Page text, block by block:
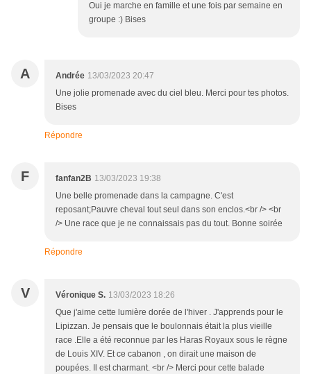
Oui je marche en famille et une fois par semaine en
groupe :) Bises
A Andrée 13/03/2023 20:47
Une jolie promenade avec du ciel bleu. Merci pour tes photos.
Bises
Répondre
F fanfan2B 13/03/2023 19:38
Une belle promenade dans la campagne. C'est
reposant;Pauvre cheval tout seul dans son enclos.<br /> <br
/> Une race que je ne connaissais pas du tout. Bonne soirée
Répondre
V Véronique S. 13/03/2023 18:26
Que j'aime cette lumière dorée de l'hiver . J'apprends pour le
Lipizzan. Je pensais que le boulonnais était la plus vieille
race .Elle a été reconnue par les Haras Royaux sous le règne
de Louis XIV. Et ce cabanon , on dirait une maison de
poupées. Il est charmant. <br /> Merci pour cette balade